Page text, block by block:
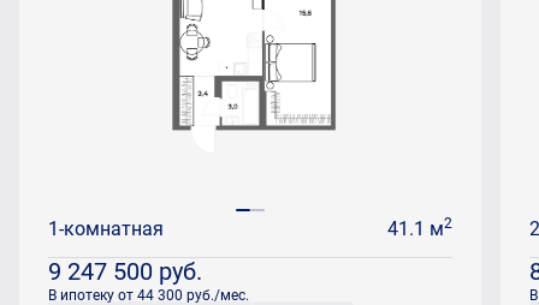
1-комнатная 41.1 м2
9 247 500 руб.
В ипотеку от 44 300 руб./мес.